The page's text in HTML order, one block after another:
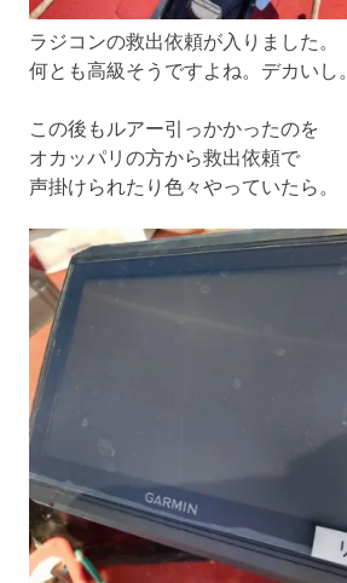
ラジコンの救出依頼が入りました。
何とも高級そうですよね。デカいし。
この後もルアー引っかかったのを
オカッパリの方から救出依頼で
声掛けられたり色々やっていたら。